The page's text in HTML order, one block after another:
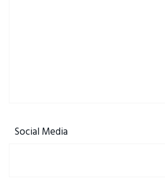
Social Media